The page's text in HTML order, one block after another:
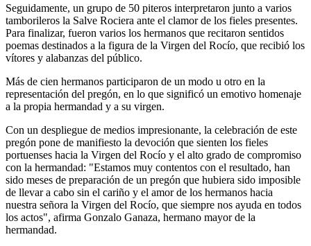
Seguidamente, un grupo de 50 piteros interpretaron junto a varios
tamborileros la Salve Rociera ante el clamor de los fieles presentes.
Para finalizar, fueron varios los hermanos que recitaron sentidos
poemas destinados a la figura de la Virgen del Rocío, que recibió los
vítores y alabanzas del público.
Más de cien hermanos participaron de un modo u otro en la
representación del pregón, en lo que significó un emotivo homenaje
a la propia hermandad y a su virgen.
Con un despliegue de medios impresionante, la celebración de este
pregón pone de manifiesto la devoción que sienten los fieles
portuenses hacia la Virgen del Rocío y el alto grado de compromiso
con la hermandad: "Estamos muy contentos con el resultado, han
sido meses de preparación de un pregón que hubiera sido imposible
de llevar a cabo sin el cariño y el amor de los hermanos hacia
nuestra señora la Virgen del Rocío, que siempre nos ayuda en todos
los actos", afirma Gonzalo Ganaza, hermano mayor de la
hermandad.